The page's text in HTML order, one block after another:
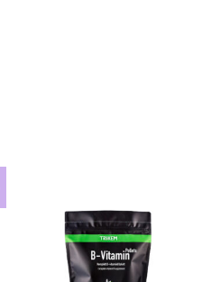
kuni
€47.90